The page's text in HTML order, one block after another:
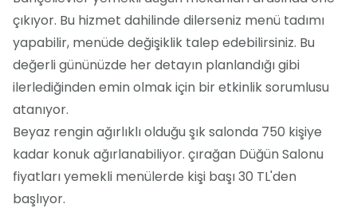
çıkıyor. Bu hizmet dahilinde dilerseniz menü tadımı
yapabilir, menüde değişiklik talep edebilirsiniz. Bu
değerli gününüzde her detayın planlandığı gibi
ilerlediğinden emin olmak için bir etkinlik sorumlusu
atanıyor.
Beyaz rengin ağırlıklı olduğu şık salonda 750 kişiye
kadar konuk ağırlanabiliyor. çırağan Düğün Salonu
fiyatları yemekli menülerde kişi başı 30 TL'den
başlıyor.